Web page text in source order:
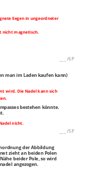
liegen in ungeordneter
nicht magnetisch.
/6P
man im Laden kaufen kann)
wird. Die Nadel kann sich
bestehen könnte.
nicht.
/5P
der Abbildung
zieht an beiden Polen
beider Pole, so wird
angezogen.